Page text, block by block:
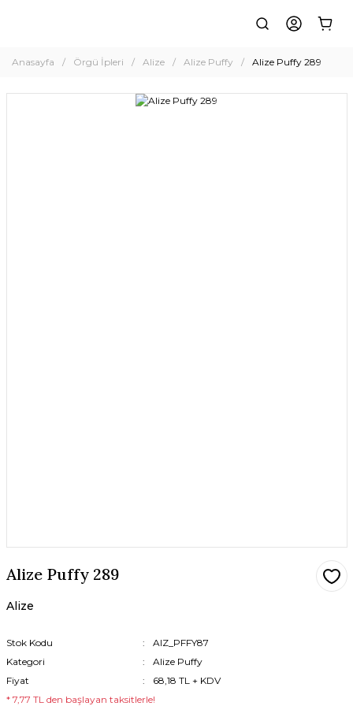
Anasayfa Örgü İpleri Alize Alize Puffy Alize Puffy 289
Alize Puffy 289
Alize
Stok Kodu
AlZ_PFFY87
Kategori
Alize Puffy
Fiyat
68,18 TL + KDV
* 7,77 TL den başlayan taksitlerle!